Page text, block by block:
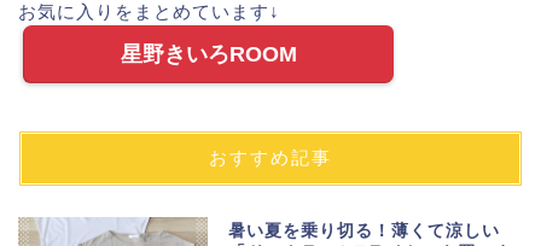
お気に入りをまとめています↓
星野きいろROOM
おすすめ記事
暑い夏を乗り切る！薄くて涼しい